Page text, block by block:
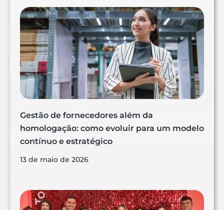
Gestão de fornecedores além da
homologação: como evoluir para um modelo
contínuo e estratégico
13 de maio de 2026